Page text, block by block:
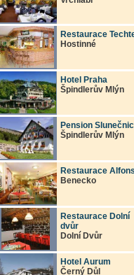
Restaurace
Hostinné
Hotel Praha
Špindlerův Mlýn
Pension
Špindlerův Mlýn
Restaurace
Benecko
Restaurace Dolní
dvůr
Dolní Dvůr
Hotel Aurum
Černý Důl